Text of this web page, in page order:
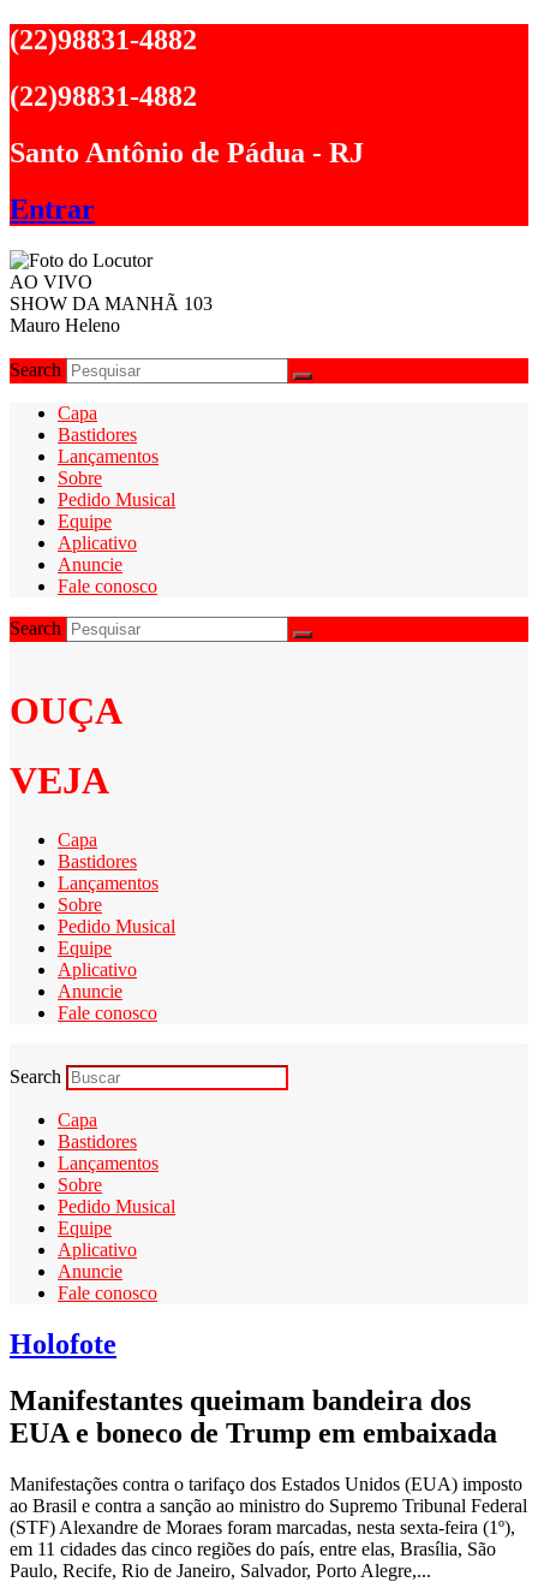
Ir
para
conteúdo
(22)98831-4882
(22)98831-4882
Santo Antônio de Pádua - RJ
Entrar
AO VIVO
SHOW DA MANHÃ 103
Mauro Heleno
Search
Capa
Bastidores
Lançamentos
Sobre
Pedido Musical
Equipe
Aplicativo
Anuncie
Fale conosco
Search
OUÇA
VEJA
Capa
Bastidores
Lançamentos
Sobre
Pedido Musical
Equipe
Aplicativo
Anuncie
Fale conosco
Search
Capa
Bastidores
Lançamentos
Sobre
Pedido Musical
Equipe
Aplicativo
Anuncie
Fale conosco
Holofote
Manifestantes queimam bandeira dos
EUA e boneco de Trump em embaixada
Manifestações contra o tarifaço dos Estados Unidos (EUA) imposto
ao Brasil e contra a sanção ao ministro do Supremo Tribunal Federal
(STF) Alexandre de Moraes foram marcadas, nesta sexta-feira (1º),
em 11 cidades das cinco regiões do país, entre elas, Brasília, São
Paulo, Recife, Rio de Janeiro, Salvador, Porto Alegre,...